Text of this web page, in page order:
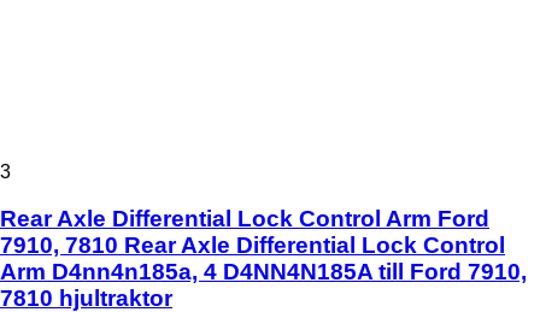
3
Rear Axle Differential Lock Control Arm Ford
7910, 7810 Rear Axle Differential Lock Control
Arm D4nn4n185a, 4 D4NN4N185A till Ford 7910,
7810 hjultraktor